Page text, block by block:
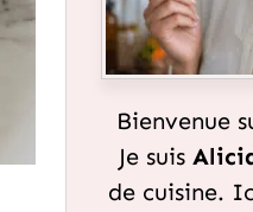
Bienvenue
Je suis
de cuisine.